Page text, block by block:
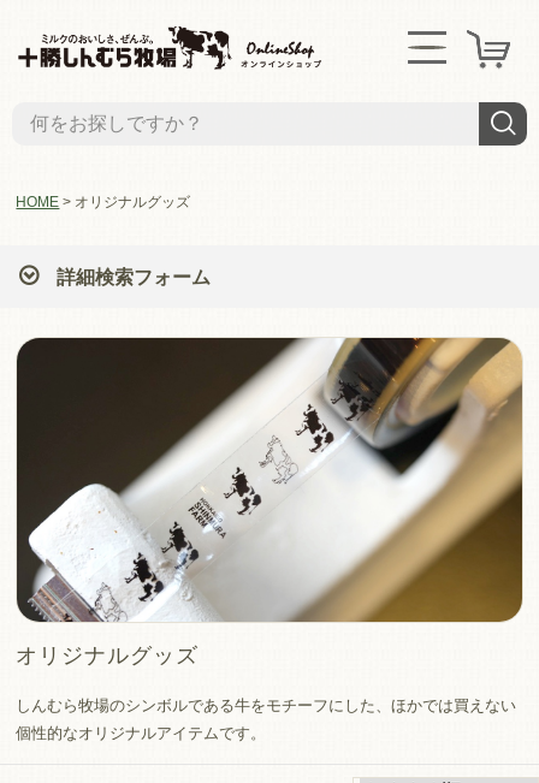
HOME オリジナルグッズ
詳細検索フォーム
オリジナルグッズ
しんむら牧場のシンボルである牛をモチーフにした、ほかでは買えない
個性的なオリジナルアイテムです。